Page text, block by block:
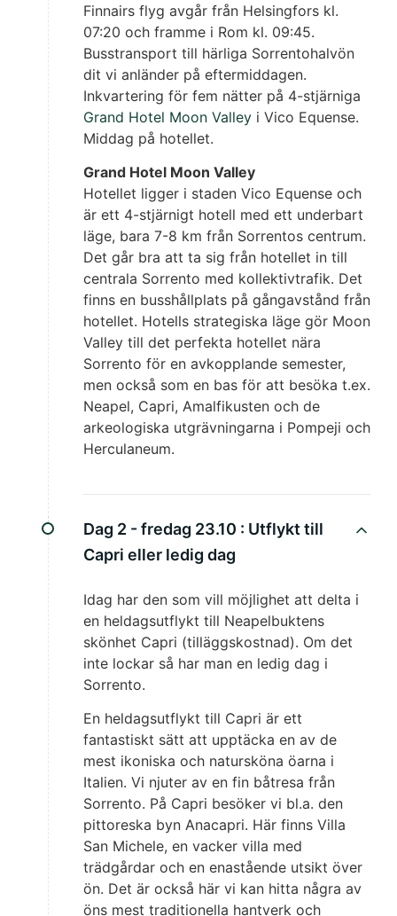
Finnairs flyg avgår från Helsingfors kl.
07:20 och framme i Rom kl. 09:45.
Busstransport till härliga Sorrentohalvön
dit vi anländer på eftermiddagen.
Inkvartering för fem nätter på 4-stjärniga
Grand Hotel Moon Valley i Vico Equense.
Middag på hotellet.
Grand Hotel Moon Valley
Hotellet ligger i staden Vico Equense och
är ett 4-stjärnigt hotell med ett underbart
läge, bara 7-8 km från Sorrentos centrum.
Det går bra att ta sig från hotellet in till
centrala Sorrento med kollektivtrafik. Det
finns en busshållplats på gångavstånd från
hotellet. Hotells strategiska läge gör Moon
Valley till det perfekta hotellet nära
Sorrento för en avkopplande semester,
men också som en bas för att besöka t.ex.
Neapel, Capri, Amalfikusten och de
arkeologiska utgrävningarna i Pompeji och
Herculaneum.
Dag 2 - fredag 23.10 : Utflykt till
Capri eller ledig dag
Idag har den som vill möjlighet att delta i
en heldagsutflykt till Neapelbuktens
skönhet Capri (tilläggskostnad). Om det
inte lockar så har man en ledig dag i
Sorrento.
En heldagsutflykt till Capri är ett
fantastiskt sätt att upptäcka en av de
mest ikoniska och natursköna öarna i
Italien. Vi njuter av en fin båtresa från
Sorrento. På Capri besöker vi bl.a. den
pittoreska byn Anacapri. Här finns Villa
San Michele, en vacker villa med
trädgårdar och en enastående utsikt över
ön. Det är också här vi kan hitta några av
öns mest traditionella hantverk och